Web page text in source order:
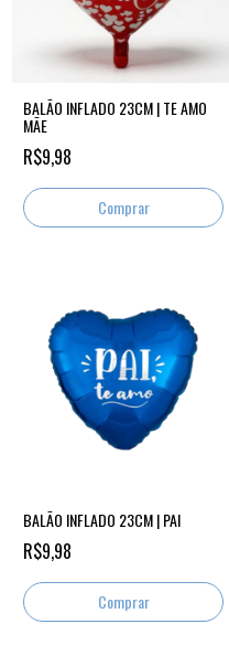
BALÃO INFLADO 23CM | TE AMO
MÃE
R$9,98
BALÃO INFLADO 23CM | PAI
R$9,98